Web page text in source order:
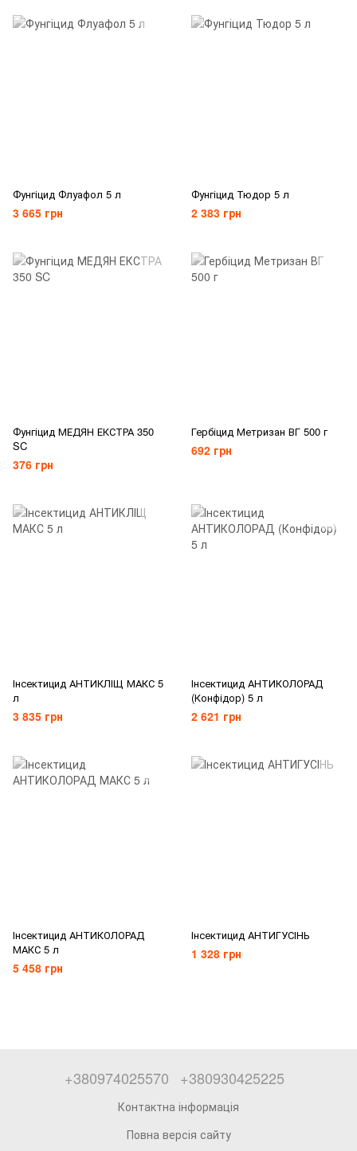
Фунгіцид Флуафол 5 л
3 665 грн
Фунгіцид Тюдор 5 л
2 383 грн
Фунгіцид МЕДЯН ЕКСТРА 350
SC
376 грн
Гербіцид Метризан ВГ 500 г
692 грн
Інсектицид АНТИКЛІЩ МАКС 5
л
3 835 грн
Інсектицид АНТИКОЛОРАД
(Конфідор) 5 л
2 621 грн
Інсектицид АНТИКОЛОРАД
МАКС 5 л
5 458 грн
Інсектицид АНТИГУСІНЬ
1 328 грн
+380974025570 +380930425225
Контактна інформація
Повна версія сайту